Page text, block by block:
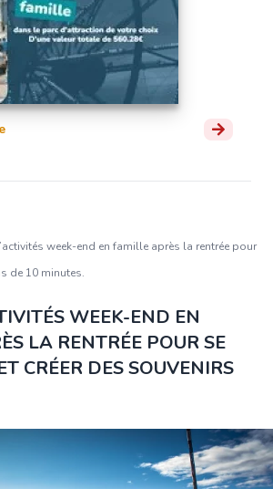
week-end en famille après la rentrée pour
de 10 minutes.
WEEK-END EN
LA RENTRÉE POUR SE
CRÉER DES SOUVENIRS